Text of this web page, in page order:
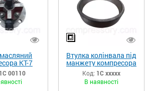
КТ-7
006СБ
1С 00110
Втулка колінвала під
манжету компресора
КТ-6 34.02.00.04-001
Код: 1С ххххх
В наявності